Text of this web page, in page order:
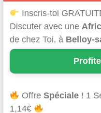
Inscris-toi
Discuter avec une
de chez Toi, à Belloy-
OffreSpéciale ! 1
1,14€